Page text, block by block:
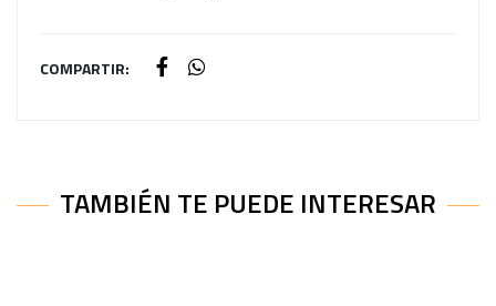
COMPARTIR:
TAMBIÉN TE PUEDE INTERESAR